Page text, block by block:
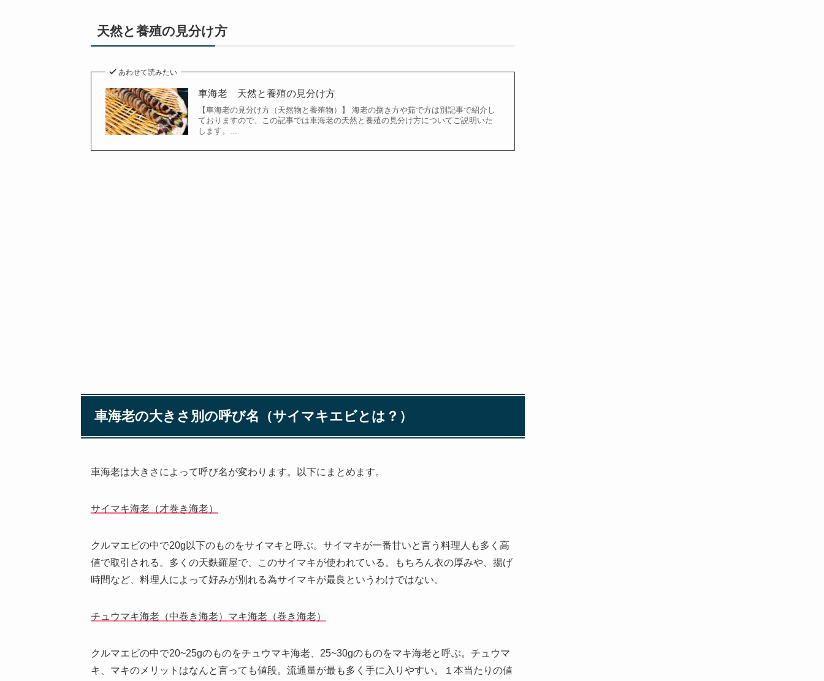
天然と養殖の見分け方
あわせて読みたい
車海老 天然と養殖の見分け方
【車海老の見分け方（天然物と養殖物）】 海老の捌き方や茹で方は別記事で紹介し
ておりますので、この記事では車海老の天然と養殖の見分け方についてご説明いた
します。...
車海老の大きさ別の呼び名（サイマキエビとは？）
車海老は大きさによって呼び名が変わります。以下にまとめます。
サイマキ海老（才巻き海老）
クルマエビの中で20g以下のものをサイマキと呼ぶ。サイマキが一番甘いと言う料理人も多く高
値で取引される。多くの天麩羅屋で、このサイマキが使われている。もちろん衣の厚みや、揚げ
時間など、料理人によって好みが別れる為サイマキが最良というわけではない。
チュウマキ海老（中巻き海老）マキ海老（巻き海老）
クルマエビの中で20~25gのものをチュウマキ海老、25~30gのものをマキ海老と呼ぶ。チュウマ
キ、マキのメリットはなんと言っても値段。流通量が最も多く手に入りやすい。１本当たりの値